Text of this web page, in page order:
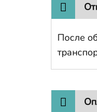
После